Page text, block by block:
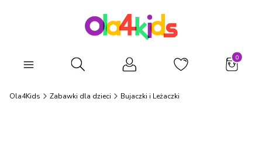
Otwórz wyszukiwarkę
Ola4Kids Zabawki dla dzieci Bujaczki i Leżaczki